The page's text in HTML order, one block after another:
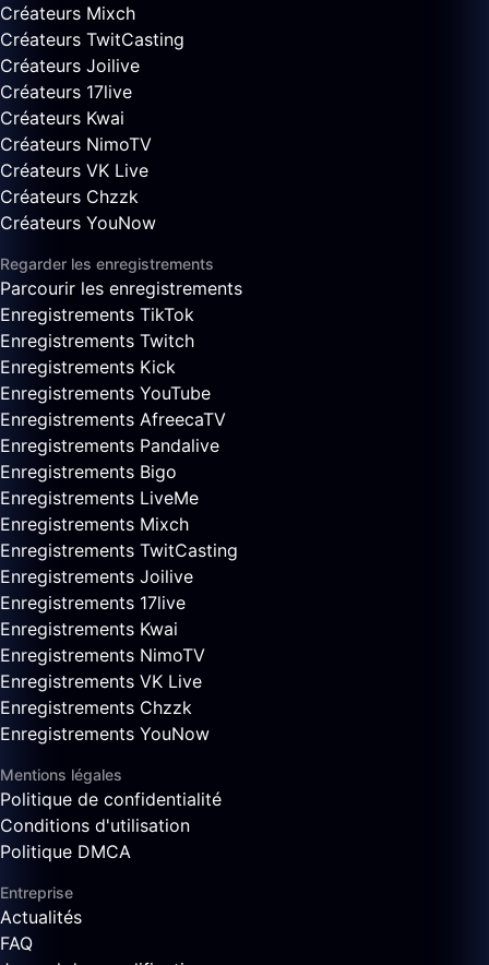
Créateurs Mixch
Créateurs TwitCasting
Créateurs Joilive
Créateurs 17live
Créateurs Kwai
Créateurs NimoTV
Créateurs VK Live
Créateurs Chzzk
Créateurs YouNow
Regarder les enregistrements
Parcourir les enregistrements
Enregistrements TikTok
Enregistrements Twitch
Enregistrements Kick
Enregistrements YouTube
Enregistrements AfreecaTV
Enregistrements Pandalive
Enregistrements Bigo
Enregistrements LiveMe
Enregistrements Mixch
Enregistrements TwitCasting
Enregistrements Joilive
Enregistrements 17live
Enregistrements Kwai
Enregistrements NimoTV
Enregistrements VK Live
Enregistrements Chzzk
Enregistrements YouNow
Mentions légales
Politique de confidentialité
Conditions d'utilisation
Politique DMCA
Entreprise
Actualités
FAQ